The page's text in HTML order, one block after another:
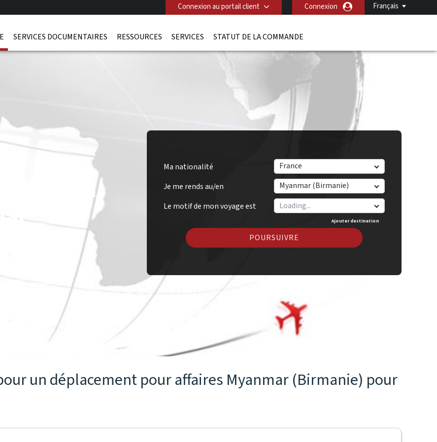
Français
Connexion au portail client Connexion
SERVICES DOCUMENTAIRES RESSOURCES SERVICES STATUT DE LA COMMANDE
Ma nationalité
France
Je me rends au/en
Myanmar (Birmanie)
Le motif de mon voyage est
Ajouter destination
POURSUIVRE
pour la
un déplacement pour affaires Myanmar (Birmanie) pour